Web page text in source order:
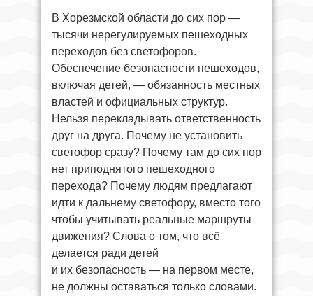
В Хорезмской области до сих пор —
тысячи нерегулируемых пешеходных
переходов без светофоров.
Обеспечение безопасности пешеходов,
включая детей, — обязанность местных
властей и официальных структур.
Нельзя перекладывать ответственность
друг на друга. Почему не установить
светофор сразу? Почему там до сих пор
нет приподнятого пешеходного
перехода? Почему людям предлагают
идти к дальнему светофору, вместо того
чтобы учитывать реальные маршруты
движения? Слова о том, что всё
делается ради детей
и их безопасность — на первом месте,
не должны оставаться только словами.